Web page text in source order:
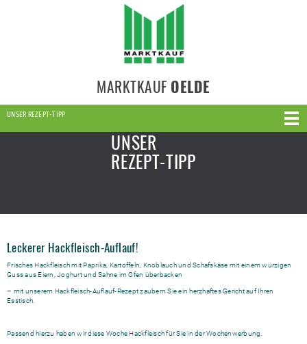
MARKTKAUF OELDE
UNSER REZEPT-TIPP
UNSER
REZEPT-TIPP
Leckerer Hackfleisch-Auflauf!
Frisches Hackfleisch mit Paprika, Kartoffeln, Knoblauch und Schafskäse mit einem würzigen
Guss aus Eiern, Joghurt und Sahne im Ofen überbacken
– mit unserem Hackfleisch-Auflauf-Rezept zaubern Sie ein herzhaftes Gericht auf Ihren
Esstisch.
Passend hierzu haben wir diese Woche Hackfleisch für Sie in der Wochenwerbung.